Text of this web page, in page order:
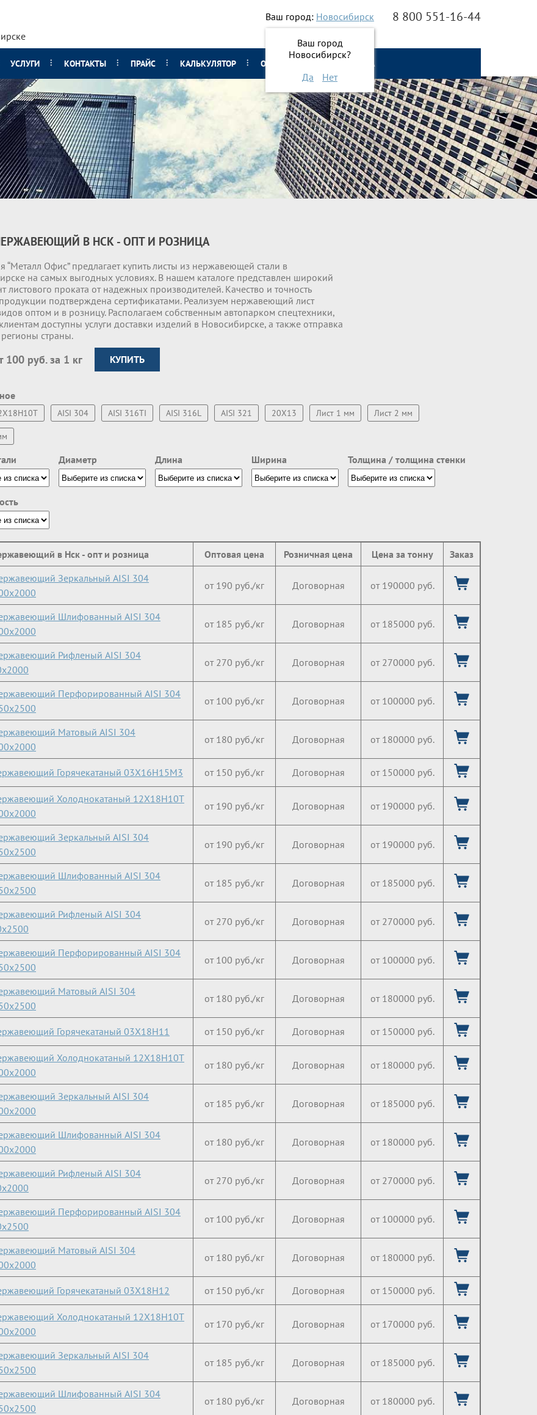
Ваш город: Новосибирск
Ваш город
Новосибирск?
Да
Нет
8 800 551-16-44
УСЛУГИ КОНТАКТЫ ПРАЙС КАЛЬКУЛЯТОР О НАС ОНЛАЙН ЗАЯВКА
В НСК - ОПТ И РОЗНИЦА
“Металл Офис” предлагает купить листы из нержавеющей стали в
на самых выгодных условиях. В нашем каталоге представлен широкий
листового проката от надежных производителей. Качество и точность
подтверждена сертификатами. Реализуем нержавеющий лист
оптом и в розницу. Располагаем собственным автопарком спецтехники,
доступны услуги доставки изделий в Новосибирске, а также отправка
регионы страны.
100 руб. за 1 кг КУПИТЬ
AISI 304 AISI 316TI AISI 316L AISI 321 20Х13 Лист 1 мм Лист 2 мм
Диаметр Длина Ширина Толщина / толщина стенки
в Нск - опт и розница Оптовая цена Розничная цена Цена за тонну
Заказ
Зеркальный AISI 304
от 190 руб./кг Договорная от 190000 руб.
Шлифованный AISI 304
от 185 руб./кг Договорная от 185000 руб.
Рифленый AISI 304
от 270 руб./кг Договорная от 270000 руб.
Перфорированный AISI 304
от 100 руб./кг Договорная от 100000 руб.
Матовый AISI 304
от 180 руб./кг Договорная от 180000 руб.
Горячекатаный 03X16H15M3 от 150 руб./кг Договорная от 150000 руб.
Холоднокатаный 12Х18Н10Т
от 190 руб./кг Договорная от 190000 руб.
Зеркальный AISI 304
от 190 руб./кг Договорная от 190000 руб.
Шлифованный AISI 304
от 185 руб./кг Договорная от 185000 руб.
Рифленый AISI 304
от 270 руб./кг Договорная от 270000 руб.
Перфорированный AISI 304
от 100 руб./кг Договорная от 100000 руб.
Матовый AISI 304
от 180 руб./кг Договорная от 180000 руб.
Горячекатаный 03X18H11 от 150 руб./кг Договорная от 150000 руб.
Холоднокатаный 12Х18Н10Т
от 180 руб./кг Договорная от 180000 руб.
Зеркальный AISI 304
от 185 руб./кг Договорная от 185000 руб.
Шлифованный AISI 304
от 180 руб./кг Договорная от 180000 руб.
Рифленый AISI 304
от 270 руб./кг Договорная от 270000 руб.
Перфорированный AISI 304
от 100 руб./кг Договорная от 100000 руб.
Матовый AISI 304
от 180 руб./кг Договорная от 180000 руб.
Горячекатаный 03X18H12 от 150 руб./кг Договорная от 150000 руб.
Холоднокатаный 12Х18Н10Т
от 170 руб./кг Договорная от 170000 руб.
Зеркальный AISI 304
от 185 руб./кг Договорная от 185000 руб.
Шлифованный AISI 304
от 180 руб./кг Договорная от 180000 руб.